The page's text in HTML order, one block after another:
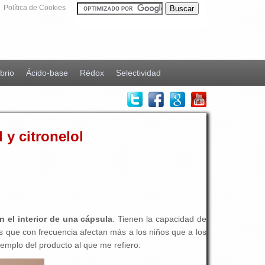
Política de Cookies
Ácido-base Rédox Selectividad
y citronelol
el interior de una cápsula . Tienen la capacidad de
con frecuencia afectan más a los niños que a los
del producto al que me refiero: